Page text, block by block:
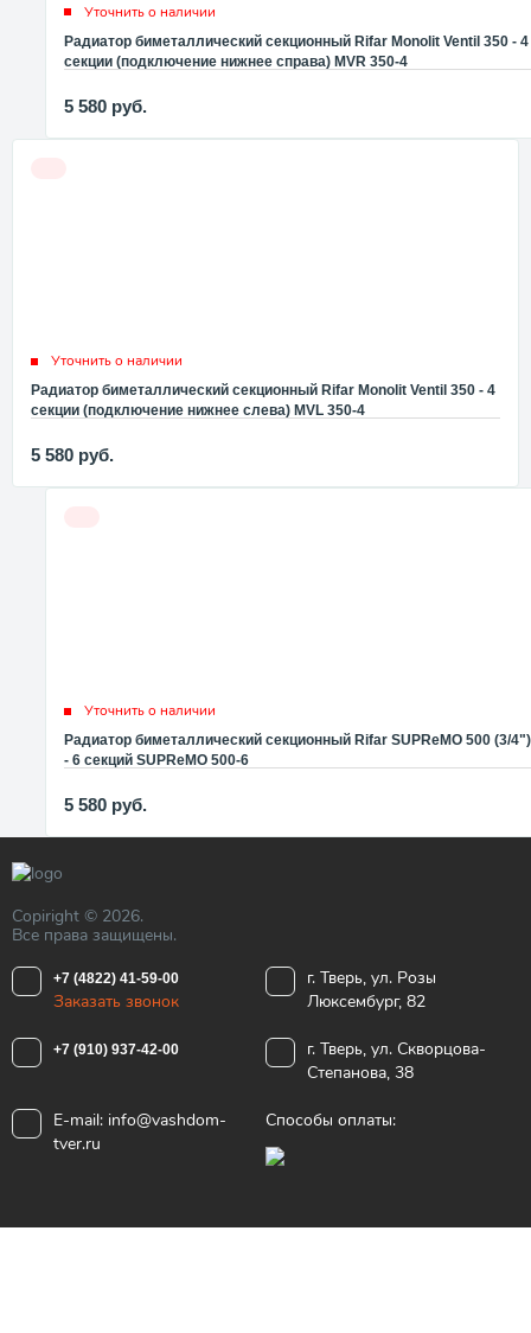
Уточнить о наличии
Радиатор биметаллический секционный Rifar Monolit Ventil 350 - 4
секции (подключение нижнее справа) MVR 350-4
5 580 руб.
Уточнить о наличии
Радиатор биметаллический секционный Rifar Monolit Ventil 350 - 4
секции (подключение нижнее слева) MVL 350-4
5 580 руб.
Уточнить о наличии
Радиатор биметаллический секционный Rifar SUPReMO 500 (3/4")
- 6 секций SUPReMO 500-6
5 580 руб.
Copiright © 2026.
Все права защищены.
+7 (4822) 41-59-00
Заказать звонок
г. Тверь, ул. Розы
Люксембург, 82
+7 (910) 937-42-00
г. Тверь, ул. Скворцова-
Степанова, 38
E-mail: info@vashdom-
tver.ru
Способы оплаты: